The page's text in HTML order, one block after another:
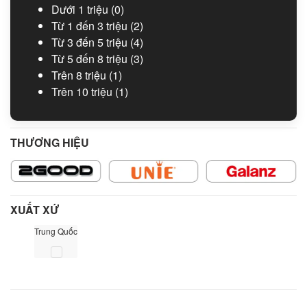
Dưới 1 triệu (0)
Từ 1 đến 3 triệu (2)
Từ 3 đến 5 triệu (4)
Từ 5 đến 8 triệu (3)
Trên 8 triệu (1)
Trên 10 triệu (1)
THƯƠNG HIỆU
XUẤT XỨ
Trung Quốc